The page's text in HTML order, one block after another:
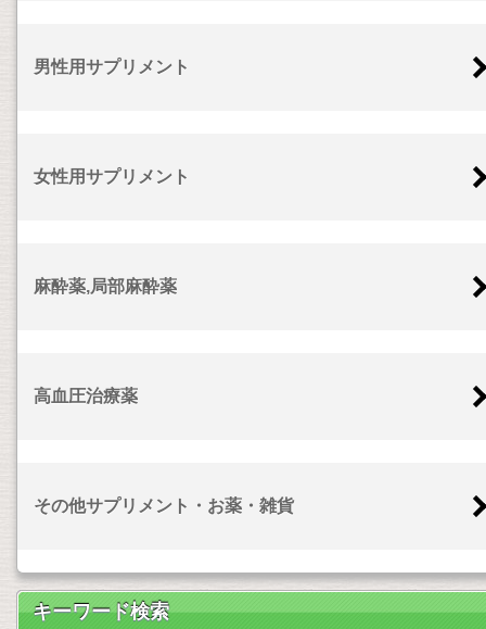
男性用サプリメント
女性用サプリメント
麻酔薬,局部麻酔薬
高血圧治療薬
その他サプリメント・お薬・雑貨
キーワード検索